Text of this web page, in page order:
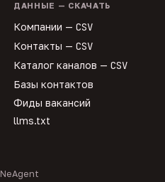
ДАННЫЕ — СКАЧАТЬ
Компании — CSV
Контакты — CSV
Каталог каналов — CSV
Базы контактов
Фиды вакансий
llms.txt
NeAgent